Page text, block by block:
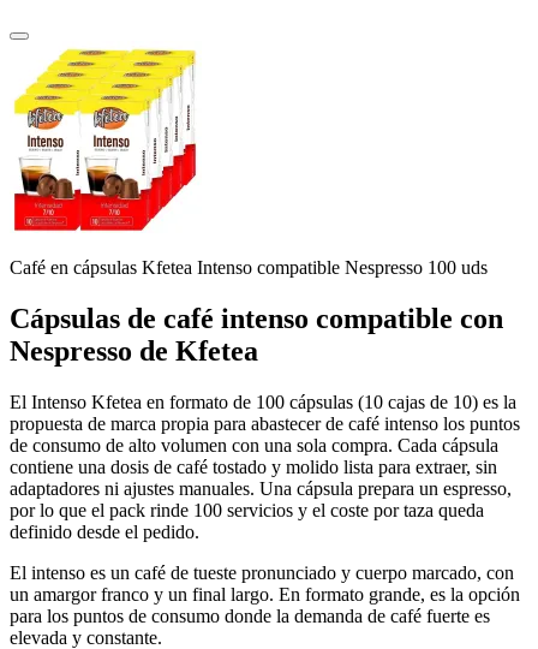
Café en cápsulas Kfetea Intenso compatible Nespresso 100 uds
Cápsulas de café intenso compatible con
Nespresso de Kfetea
El Intenso Kfetea en formato de 100 cápsulas (10 cajas de 10) es la
propuesta de marca propia para abastecer de café intenso los puntos
de consumo de alto volumen con una sola compra. Cada cápsula
contiene una dosis de café tostado y molido lista para extraer, sin
adaptadores ni ajustes manuales. Una cápsula prepara un espresso,
por lo que el pack rinde 100 servicios y el coste por taza queda
definido desde el pedido.
El intenso es un café de tueste pronunciado y cuerpo marcado, con
un amargor franco y un final largo. En formato grande, es la opción
para los puntos de consumo donde la demanda de café fuerte es
elevada y constante.